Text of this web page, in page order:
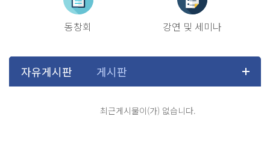
동창회 강연 및 세미나
최근게시물이(가) 없습니다.